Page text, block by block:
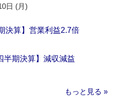
日 (月)
決算】営業利益2.7倍
半期決算】減収減益
もっと見る »